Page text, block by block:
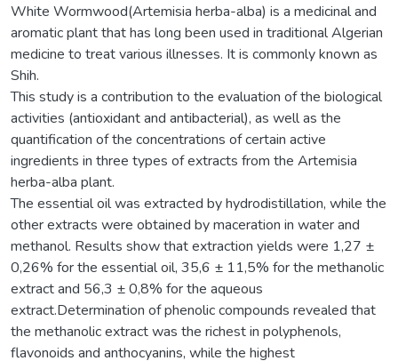
White Wormwood(Artemisia herba-alba) is a medicinal and
aromatic plant that has long been used in traditional Algerian
medicine to treat various illnesses. It is commonly known as
Shih.
This study is a contribution to the evaluation of the biological
activities (antioxidant and antibacterial), as well as the
quantification of the concentrations of certain active
ingredients in three types of extracts from the Artemisia
herba-alba plant.
The essential oil was extracted by hydrodistillation, while the
other extracts were obtained by maceration in water and
methanol. Results show that extraction yields were 1,27 ±
0,26% for the essential oil, 35,6 ± 11,5% for the methanolic
extract and 56,3 ± 0,8% for the aqueous
extract.Determination of phenolic compounds revealed that
the methanolic extract was the richest in polyphenols,
flavonoids and anthocyanins, while the highest